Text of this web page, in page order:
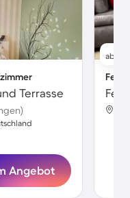
Terrasse
Angebot
ab